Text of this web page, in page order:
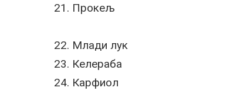
21. Прокељ
22. Млади лук
23. Келераба
24. Карфиол